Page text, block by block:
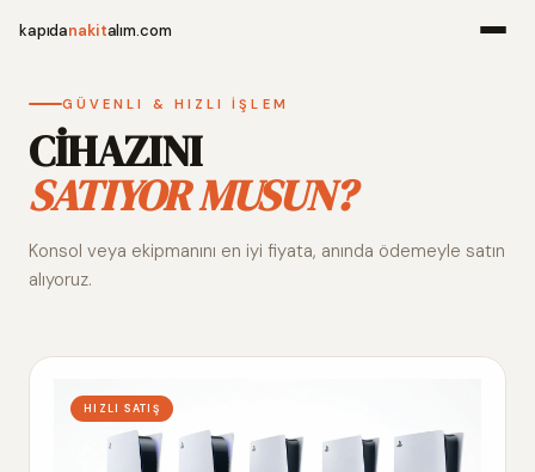
kapıdanakitalım.com
Alım
GÜVENLI & HIZLI İŞLEM
CİHAZINI
SATIYOR MUSUN?
Konsol veya ekipmanını en iyi fiyata, anında ödemeyle satın
alıyoruz.
HIZLI SATIŞ